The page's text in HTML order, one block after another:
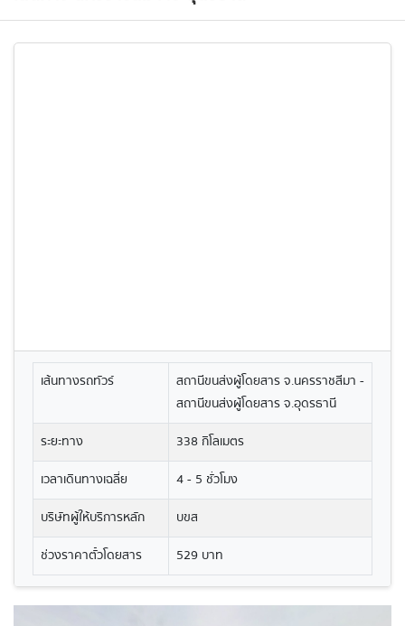
เส้นทางรถทัวร์
สถานีขนส่งผู้โดยสาร จ.นครราชสีมา -
สถานีขนส่งผู้โดยสาร จ.อุดรธานี
ระยะทาง
338 กิโลเมตร
เวลาเดินทางเฉลี่ย
4 - 5 ชั่วโมง
บริษัทผู้ให้บริการหลัก
บขส
ช่วงราคาตั๋วโดยสาร
529 บาท